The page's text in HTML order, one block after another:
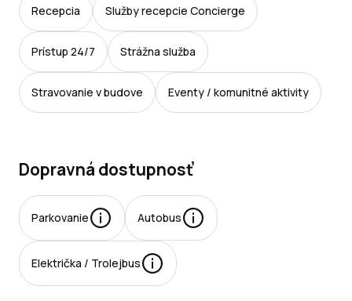
Recepcia Služby recepcie Concierge
Prístup 24/7 Strážna služba
Stravovanie v budove Eventy / komunitné aktivity
Dopravná dostupnosť
Parkovanie Autobus
Električka / Trolejbus